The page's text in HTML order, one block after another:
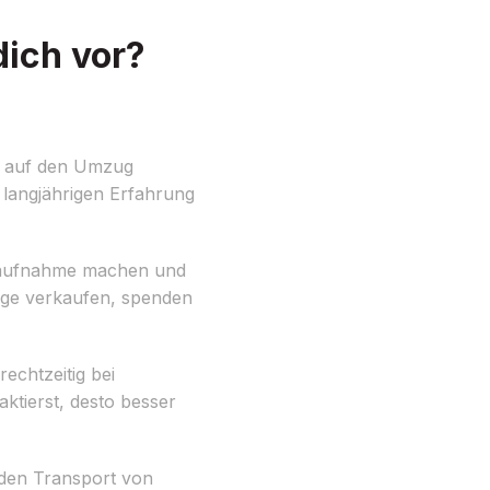
vor?
den Umzug
Erfahrung
machen und
verkaufen, spenden
bei
desto besser
Transport von